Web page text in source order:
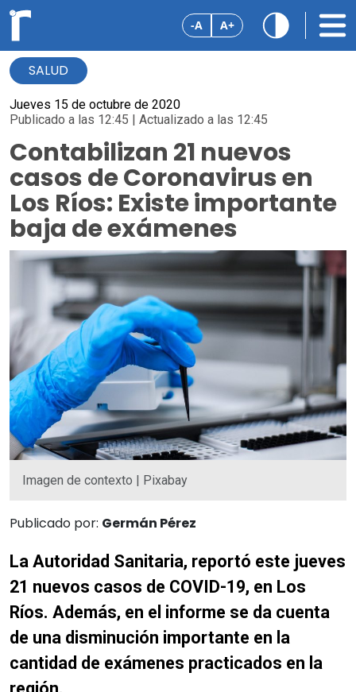
-A A+
SALUD
Jueves 15 de octubre de 2020
Publicado a las 12:45 | Actualizado a las 12:45
Contabilizan 21 nuevos
casos de Coronavirus en
Los Ríos: Existe importante
baja de exámenes
Imagen de contexto | Pixabay
Publicado por: Germán Pérez
La Autoridad Sanitaria, reportó este jueves
21 nuevos casos de COVID-19, en Los
Ríos. Además, en el informe se da cuenta
de una disminución importante en la
cantidad de exámenes practicados en la